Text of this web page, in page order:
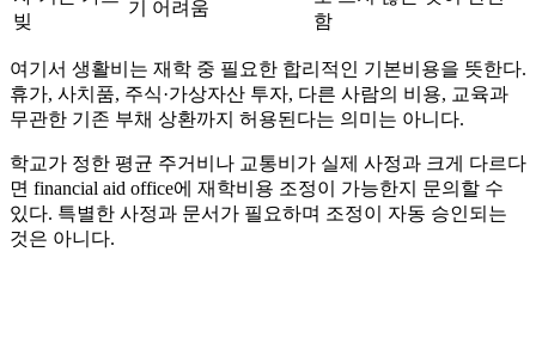
빚
기 어려움
함
여기서 생활비는 재학 중 필요한 합리적인 기본비용을 뜻한다.
휴가, 사치품, 주식·가상자산 투자, 다른 사람의 비용, 교육과
무관한 기존 부채 상환까지 허용된다는 의미는 아니다.
학교가 정한 평균 주거비나 교통비가 실제 사정과 크게 다르다
면 financial aid office에 재학비용 조정이 가능한지 문의할 수
있다. 특별한 사정과 문서가 필요하며 조정이 자동 승인되는
것은 아니다.